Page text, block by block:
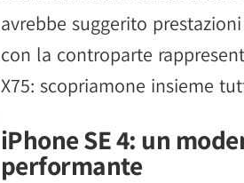
avrebbe suggerito
con la controparte
X75: scopriamone insieme
iPhone SE 4: un
performante